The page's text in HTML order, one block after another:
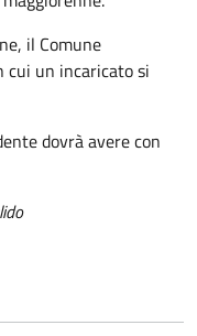
il Comune
cui un incaricato si
dovrà avere con